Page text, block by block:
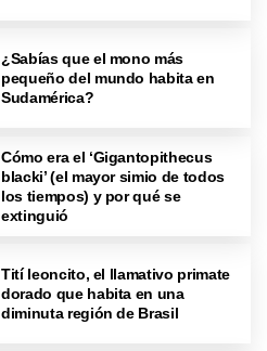
¿Sabías que el mono más
pequeño del mundo habita en
Sudamérica?
Cómo era el ‘Gigantopithecus
blacki’ (el mayor simio de todos
los tiempos) y por qué se
extinguió
Tití leoncito, el llamativo primate
dorado que habita en una
diminuta región de Brasil